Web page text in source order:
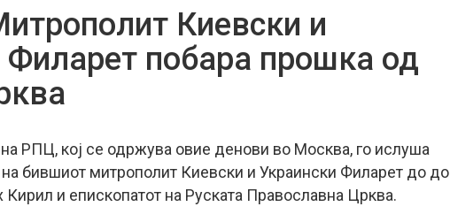
Киевски и
Филарет побара прошка од
РПЦ, кој се одржува овие денови во Москва, го ислуша
бившиот митрополит Киевски и Украински Филарет до до
Кирил и епископатот на Руската Православна Црква.